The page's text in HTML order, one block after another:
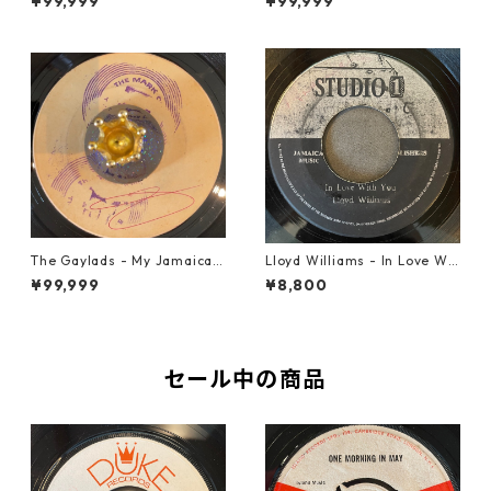
The Gaylads - My Jamaican
Girl【7-22009】
¥99,999
Lloyd Williams - In Love Wit
h You【7-21917】
¥8,800
セール中の商品